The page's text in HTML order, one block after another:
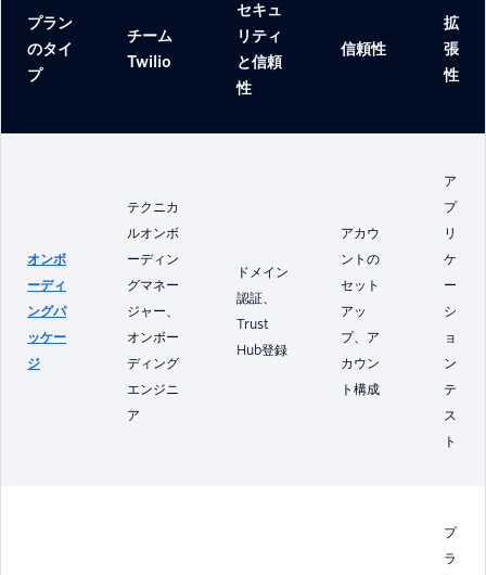
プラン
のタイ
プ
チーム
Twilio
セキュ
リティ
と信頼
性
信頼性
拡
張
性
オンボ
ーディ
ングパ
ッケー
ジ
テクニカ
ルオンボ
ーディン
グマネー
ジャー、
オンボー
ディング
エンジニ
ア
ドメイン
認証、
Trust
Hub登録
アカウ
ントの
セット
アッ
プ、ア
カウン
ト構成
ア
プ
リ
ケ
ー
シ
ョ
ン
テ
ス
ト
プ
ラ